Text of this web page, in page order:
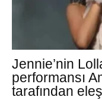
Jennie’nin
performansı
tarafından